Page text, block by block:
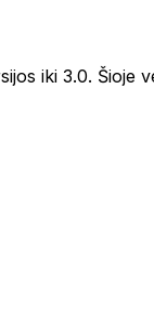
iki 3.0. Šioje